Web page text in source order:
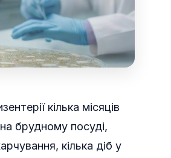
кілька місяців
брудному посуді,
кілька діб у